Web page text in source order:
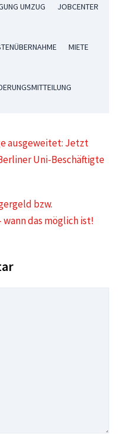
UMZUG JOBCENTER
MIETE
ausgeweitet: Jetzt
Uni-Beschäftigte
bzw.
das möglich ist!